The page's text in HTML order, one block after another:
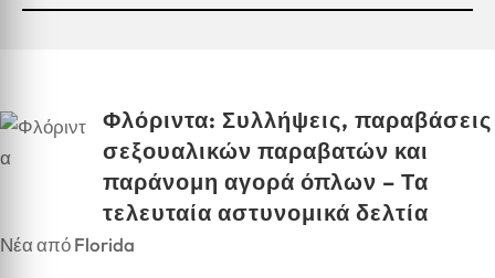
Φλόριντα: Συλλήψεις, παραβάσεις
σεξουαλικών παραβατών και
παράνομη αγορά όπλων – Τα
τελευταία αστυνομικά δελτία
Νέα από Florida